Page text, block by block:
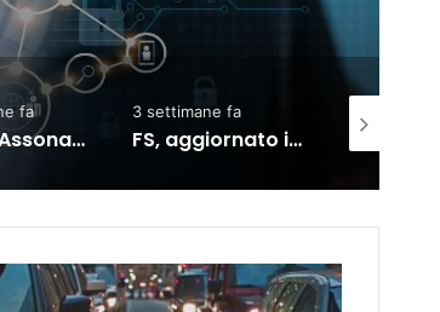
fa
FS, aggiornato il contratto: 4 miliardi per la rete ferroviaria
2 settimane fa